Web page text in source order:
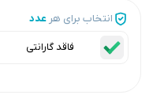
انتخاب برای هر عدد
فاقد گارانتی